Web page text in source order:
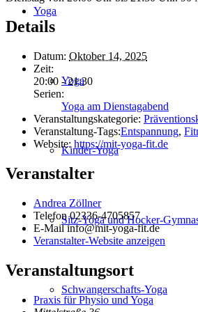
Yoga
Yoga
Kinder-Yoga
Sitz-Yoga und Hocker-
Schwanger­schafts-Yoga
Details
Datum: Oktober 14, 2025
Zeit:
20:00 - 21:30
Serien:
Yoga am Dienstagabend
Veranstaltungskategorie:
Veranstaltung-Tags:Entspannung,
Website: https://mit-yoga-fit.de
Veranstalter
Andrea Zöllner
Telefon02336-4705857
E-Mailinfo@mit-yoga-fit.de
Veranstalter-Website anzeigen
Veranstaltungsort
Praxis für Physio und Yoga